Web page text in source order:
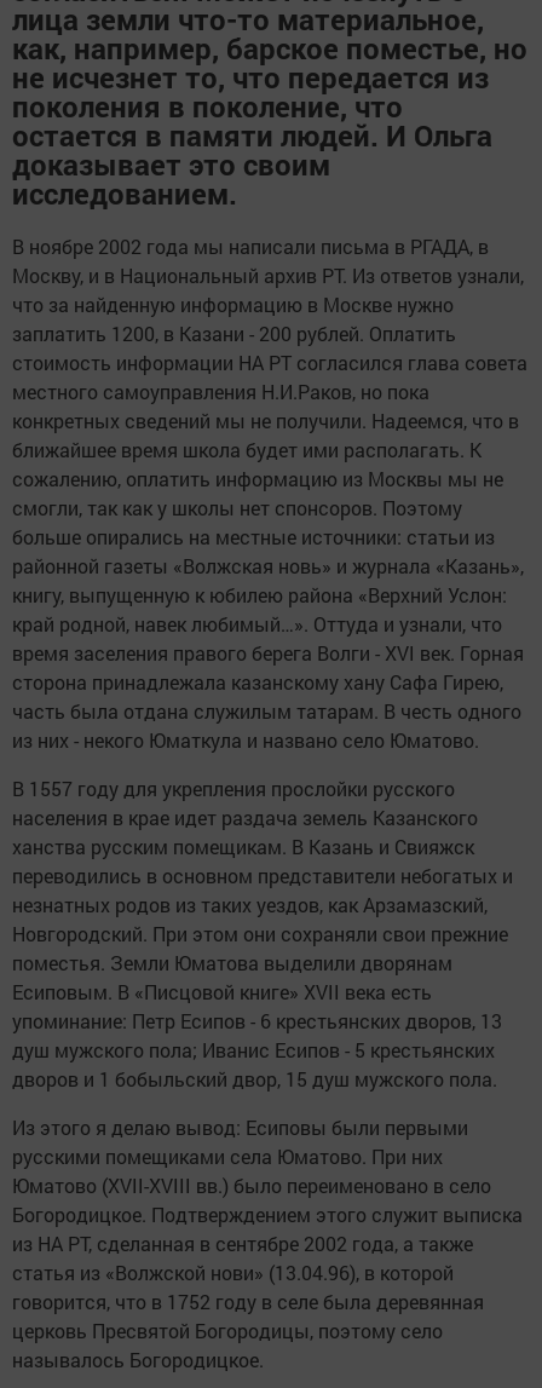
лица земли что-то материальное,
как, например, барское поместье, но
не исчезнет то, что передается из
поколения в поколение, что
остается в памяти людей. И Ольга
доказывает это своим
исследованием.
В ноябре 2002 года мы написали письма в РГАДА, в
Москву, и в Национальный архив РТ. Из ответов узнали,
что за найденную информацию в Москве нужно
заплатить 1200, в Казани - 200 рублей. Оплатить
стоимость информации НА РТ согласился глава совета
местного самоуправления Н.И.Раков, но пока
конкретных сведений мы не получили. Надеемся, что в
ближайшее время школа будет ими располагать. К
сожалению, оплатить информацию из Москвы мы не
смогли, так как у школы нет спонсоров. Поэтому
больше опирались на местные источники: статьи из
районной газеты «Волжская новь» и журнала «Казань»,
книгу, выпущенную к юбилею района «Верхний Услон:
край родной, навек любимый…». Оттуда и узнали, что
время заселения правого берега Волги - XVI век. Горная
сторона принадлежала казанскому хану Сафа Гирею,
часть была отдана служилым татарам. В честь одного
из них - некого Юматкула и названо село Юматово.
В 1557 году для укрепления прослойки русского
населения в крае идет раздача земель Казанского
ханства русским помещикам. В Казань и Свияжск
переводились в основном представители небогатых и
незнатных родов из таких уездов, как Арзамазский,
Новгородский. При этом они сохраняли свои прежние
поместья. Земли Юматова выделили дворянам
Есиповым. В «Писцовой книге» XVII века есть
упоминание: Петр Есипов - 6 крестьянских дворов, 13
душ мужского пола; Иванис Есипов - 5 крестьянских
дворов и 1 бобыльский двор, 15 душ мужского пола.
Из этого я делаю вывод: Есиповы были первыми
русскими помещиками села Юматово. При них
Юматово (XVII-XVIII вв.) было переименовано в село
Богородицкое. Подтверждением этого служит выписка
из НА РТ, сделанная в сентябре 2002 года, а также
статья из «Волжской нови» (13.04.96), в которой
говорится, что в 1752 году в селе была деревянная
церковь Пресвятой Богородицы, поэтому село
называлось Богородицкое.